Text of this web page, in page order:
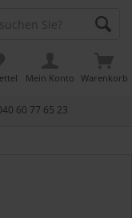
60 77 65 23
Warenkorb
Mein Konto